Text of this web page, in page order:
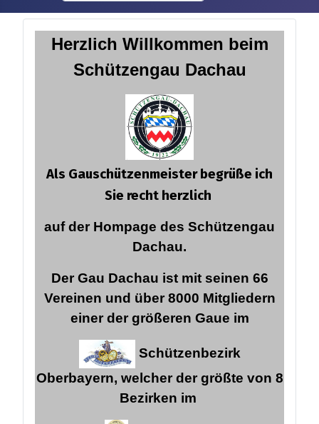
Herzlich Willkommen beim
Schützengau Dachau
Als Gauschützenmeister begrüße ich
Sie recht herzlich
auf der Hompage des Schützengau
Dachau.
Der Gau Dachau ist mit seinen 66
Vereinen und über 8000 Mitgliedern
einer der größeren Gaue im
Schützenbezirk
Oberbayern, welcher der größte von 8
Bezirken im